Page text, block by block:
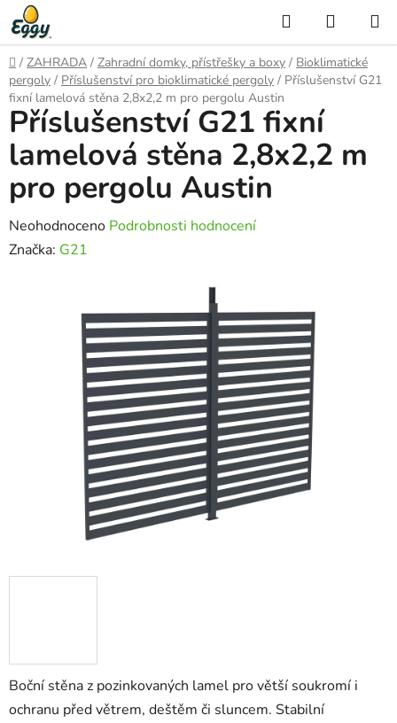
Přejít
na
obsah
Hledat
KOŠÍK
Domů
/ ZAHRADA / Zahradní domky, přístřešky a boxy / Bioklimatické
pergoly / Příslušenství pro bioklimatické pergoly / Příslušenství G21
fixní lamelová stěna 2,8x2,2 m pro pergolu Austin
Boční stěna z pozinkovaných lamel pro větší soukromí i
ochranu před větrem, deštěm či sluncem. Stabilní
Příslušenství G21 fixní
lamelová stěna 2,8x2,2 m
pro pergolu Austin
Průměrné
hodnocení
Neohodnoceno Podrobnosti hodnocení
Značka: G21